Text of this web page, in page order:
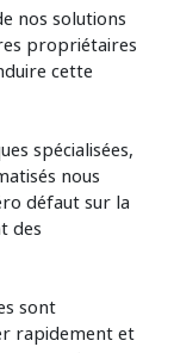
nos solutions
propriétaires
cette
spécialisées,
nous
défaut sur la
des
sont
rapidement et